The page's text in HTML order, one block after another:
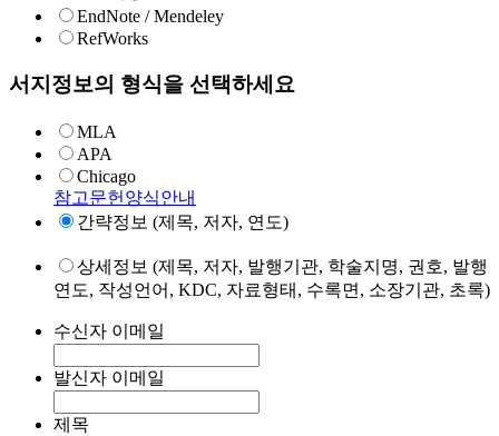
EndNote / Mendeley
RefWorks
서지정보의 형식을 선택하세요
MLA
APA
Chicago
참고문헌양식안내
간략정보 (제목, 저자, 연도)
상세정보 (제목, 저자, 발행기관, 학술지명, 권호, 발행
연도, 작성언어, KDC, 자료형태, 수록면, 소장기관, 초록)
수신자 이메일
발신자 이메일
제목